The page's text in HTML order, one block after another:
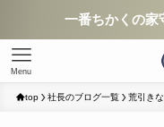
一番ちかくの家
Menu
top 社長のブログ一覧 荒引き